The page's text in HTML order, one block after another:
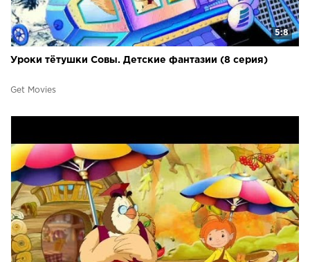
5:8
Уроки тётушки Совы. Детские фантазии (8 серия)
Get Movies